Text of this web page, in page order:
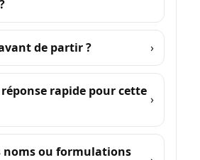
de partir ?
rapide pour cette
noms ou formulations